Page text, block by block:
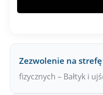
Zezwolenie na
fizycznych – Bałtyk i